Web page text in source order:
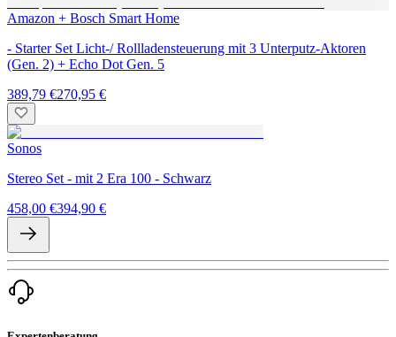
Amazon + Bosch Smart Home
- Starter Set Licht-/ Rollladensteuerung mit 3 Unterputz-Aktoren
(Gen. 2) + Echo Dot Gen. 5
389,79 €270,95 €
Sonos
Stereo Set - mit 2 Era 100 - Schwarz
458,00 €394,90 €